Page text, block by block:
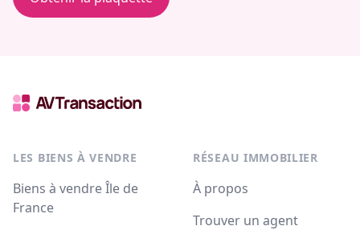
LES BIENS À VENDRE
Biens à vendre Île de
France
RÉSEAU IMMOBILIER
À propos
Trouver un agent